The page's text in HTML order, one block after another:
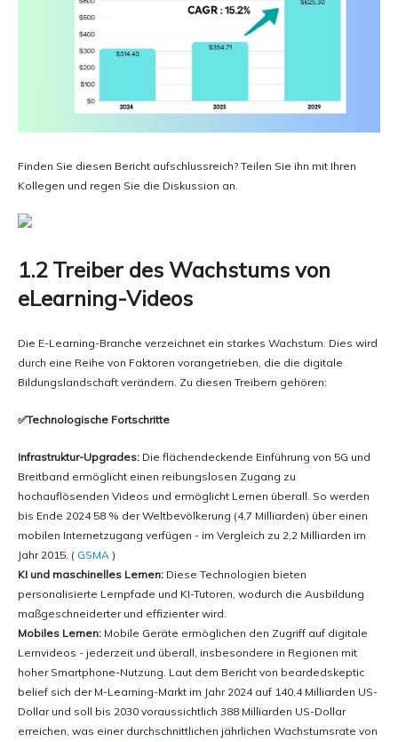
Finden Sie diesen Bericht aufschlussreich? Teilen Sie ihn mit Ihren
Kollegen und regen Sie die Diskussion an.
1.2 Treiber des Wachstums von
eLearning-Videos
Die E-Learning-Branche verzeichnet ein starkes Wachstum. Dies wird
durch eine Reihe von Faktoren vorangetrieben, die die digitale
Bildungslandschaft verändern. Zu diesen Treibern gehören:
✅Technologische Fortschritte
Infrastruktur-Upgrades: Die flächendeckende Einführung von 5G und
Breitband ermöglicht einen reibungslosen Zugang zu
hochauflösenden Videos und ermöglicht Lernen überall. So werden
bis Ende 2024 58 % der Weltbevölkerung (4,7 Milliarden) über einen
mobilen Internetzugang verfügen - im Vergleich zu 2,2 Milliarden im
Jahr 2015. ( GSMA )
KI und maschinelles Lernen: Diese Technologien bieten
personalisierte Lernpfade und KI-Tutoren, wodurch die Ausbildung
maßgeschneiderter und effizienter wird.
Mobiles Lernen: Mobile Geräte ermöglichen den Zugriff auf digitale
Lernvideos - jederzeit und überall, insbesondere in Regionen mit
hoher Smartphone-Nutzung. Laut dem Bericht von beardedskeptic
belief sich der M-Learning-Markt im Jahr 2024 auf 140,4 Milliarden US-
Dollar und soll bis 2030 voraussichtlich 388 Milliarden US-Dollar
erreichen, was einer durchschnittlichen jährlichen Wachstumsrate von